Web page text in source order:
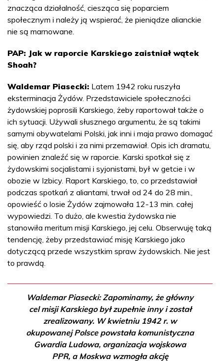
znacząca działalność, ciesząca się poparciem
społecznym i należy ją wspierać, że pieniądze alianckie
nie są marnowane.
PAP: Jak w raporcie Karskiego zaistniał wątek
Shoah?
Waldemar Piasecki: Latem 1942 roku ruszyła
eksterminacja Żydów. Przedstawiciele społeczności
żydowskiej poprosili Karskiego, żeby raportował także o
ich sytuacji. Używali słusznego argumentu, że są takimi
samymi obywatelami Polski, jak inni i maja prawo domagać
się, aby rząd polski i za nimi przemawiał. Opis ich dramatu,
powinien znaleźć się w raporcie. Karski spotkał się z
żydowskimi socjalistami i syjonistami, był w getcie i w
obozie w Izbicy. Raport Karskiego, to, co przedstawiał
podczas spotkań z aliantami, trwał od 24 do 28 min.,
opowieść o losie Żydów zajmowała 12-13 min. całej
wypowiedzi. To dużo, ale kwestia żydowska nie
stanowiła meritum misji Karskiego, jej celu. Obserwuję taką
tendencję, żeby przedstawiać misję Karskiego jako
dotyczącą przede wszystkim spraw żydowskich. Nie jest
to prawdą.
Waldemar Piasecki: Zapominamy, że główny
cel misji Karskiego był zupełnie inny i został
zrealizowany. W kwietniu 1942 r. w
okupowanej Polsce powstała komunistyczna
Gwardia Ludowa, organizacja wojskowa
PPR, a Moskwa wzmogła akcję